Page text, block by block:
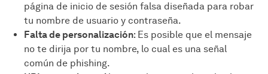
página de inicio de sesión falsa diseñada para robar
tu nombre de usuario y contraseña.
Falta de personalización: Es posible que el mensaje
no te dirija por tu nombre, lo cual es una señal
común de phishing.